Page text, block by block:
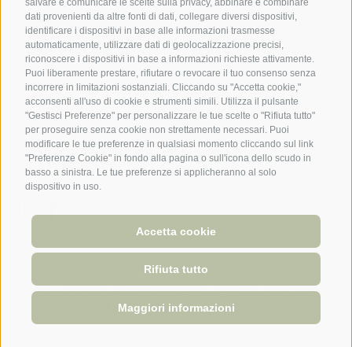
salvare e comunicare le scelte sulla privacy, abbinare e combinare
dati provenienti da altre fonti di dati, collegare diversi dispositivi,
identificare i dispositivi in base alle informazioni trasmesse
automaticamente, utilizzare dati di geolocalizzazione precisi,
riconoscere i dispositivi in base a informazioni richieste attivamente.
Puoi liberamente prestare, rifiutare o revocare il tuo consenso senza
incorrere in limitazioni sostanziali. Cliccando su "Accetta cookie,"
acconsenti all'uso di cookie e strumenti simili. Utilizza il pulsante
"Gestisci Preferenze" per personalizzare le tue scelte o "Rifiuta tutto"
per proseguire senza cookie non strettamente necessari. Puoi
modificare le tue preferenze in qualsiasi momento cliccando sul link
"Preferenze Cookie" in fondo alla pagina o sull'icona dello scudo in
basso a sinistra. Le tue preferenze si applicheranno al solo
dispositivo in uso.
Accetta cookie
Rifiuta tutto
Maggiori informazioni
Piccolohotel Tempele
Via San Corbiniano 4
39038 San Candido
Alta Pusteria
Link utili
Info utili
Cestino della spesa
Foto & Webcam
ImpressumSitemapCookie PolicyPrivacyPreferenze Cookies
CIN: IT021089A1EJGPZ7QH
created with passion by